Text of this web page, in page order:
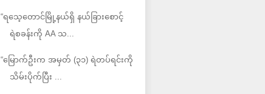
“ရသေ့တောင်မြို့နယ်ရှိ နယ်ခြားစောင့်
ရဲစခန်းကို AA သ...
“မြောက်ဦးက အမှတ် (၃၁) ရဲတပ်ရင်းကို
သိမ်းပိုက်ပြီး ...